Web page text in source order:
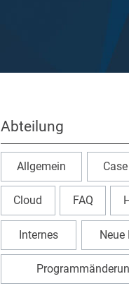
Abteilung
Allgemein
Cloud FAQ
Internes Neue